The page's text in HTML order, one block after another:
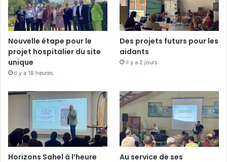
Nouvelle étape pour le
projet hospitalier du site
unique
il y a 18 heures
Des projets futurs pour les
aidants
il y a 2 jours
Horizons Sahel à l’heure
Au service de ses